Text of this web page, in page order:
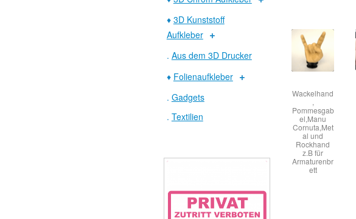
Wackelhand
,
Pommesgab
el,Manu
Cornuta,Met
al und
Rockhand
z.B für
Armaturenbr
ett
♦ 3D Kunststoff
Aufkleber
. Aus dem 3D Drucker
♦ Folienaufkleber
. Gadgets
. Textilien